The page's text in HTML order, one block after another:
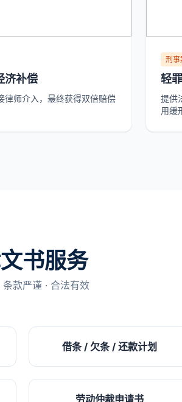
济补偿
律师介入，最终获得双倍赔偿
刑事
轻
提供
用缓
书服务
条款严谨 · 合法有效
借条 / 欠条 / 还款计划
劳动仲裁申请书